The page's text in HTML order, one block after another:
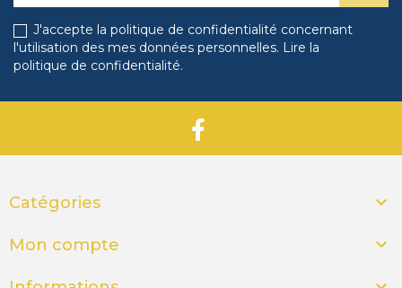
J'accepte la politique de confidentialité concernant
l'utilisation des mes données personnelles. Lire la
politique de confidentialité.
Catégories 
Mon compte 